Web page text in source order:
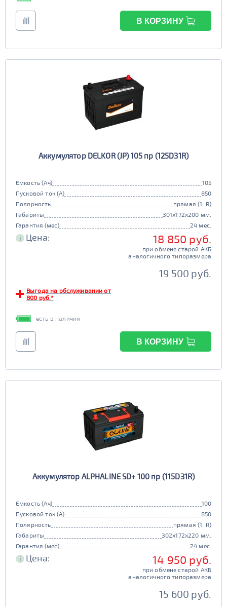
В КОРЗИНУ
Аккумулятор DELKOR (JP) 105 пр (125D31R)
Емкость (Ач)
105
Пусковой ток (А)
850
Полярность
прямая (1, R)
Габариты
301x172x200 мм.
Гарантия (мес)
24 мес.
i Цена: 18 850 руб.
при обмене старой АКБ
аналогичного типоразмера
19 500 руб.
Выгода на обслуживании от
800 руб.*
есть в наличии
В КОРЗИНУ
Аккумулятор ALPHALINE SD+ 100 пр (115D31R)
Емкость (Ач)
100
Пусковой ток (А)
850
Полярность
прямая (1, R)
Габариты
302x172x220 мм.
Гарантия (мес)
24 мес.
i Цена: 14 950 руб.
при обмене старой АКБ
аналогичного типоразмера
15 600 руб.